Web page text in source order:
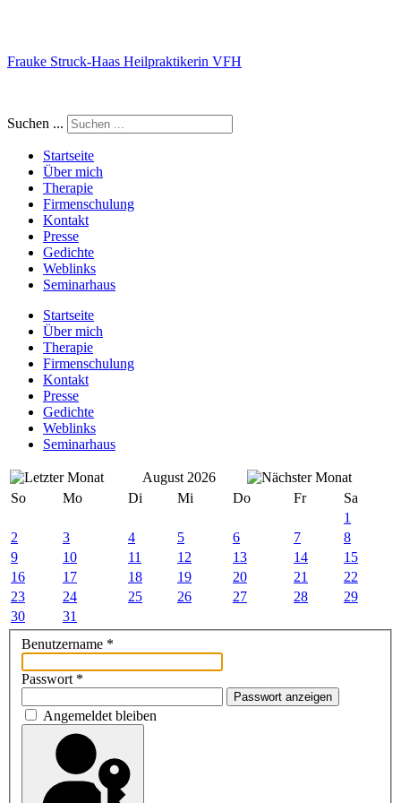
Frauke Struck-Haas Heilpraktikerin VFH
Suchen ...
Startseite
Über mich
Therapie
Firmenschulung
Kontakt
Presse
Gedichte
Weblinks
Seminarhaus
Startseite
Über mich
Therapie
Firmenschulung
Kontakt
Presse
Gedichte
Weblinks
Seminarhaus
August 2026
So
Mo Di Mi Do Fr
Sa
1
2
3 4 5 6 7
8
9
10 11 12 13 14
15
16
17 18 19 20 21
22
23
24 25 26 27 28
29
30
31
Benutzername *
Passwort *
Passwort anzeigen
Angemeldet bleiben